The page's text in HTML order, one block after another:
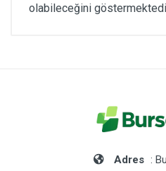
olabileceğini
Adres :